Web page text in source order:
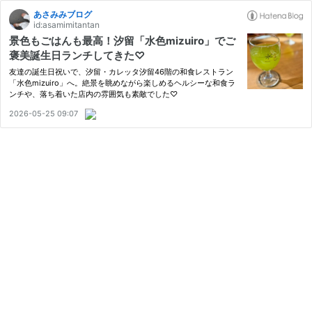
あさみみブログ
id:asamimitantan
景色もごはんも最高！汐留「水色mizuiro」でご
褒美誕生日ランチしてきた♡
友達の誕生日祝いで、汐留・カレッタ汐留46階の和食レストラン
「水色mizuiro」へ。絶景を眺めながら楽しめるヘルシーな和食ラ
ンチや、落ち着いた店内の雰囲気も素敵でした♡
2026-05-25 09:07